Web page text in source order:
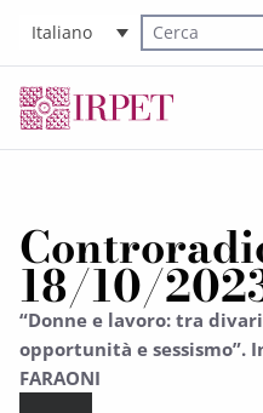
Italiano
Cerca nel sito
18/10/
“Donne e lavoro: tra
opportunità e sessismo”.
FARAONI